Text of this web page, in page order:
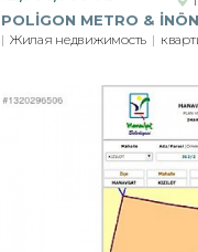
Жилая недвижимость